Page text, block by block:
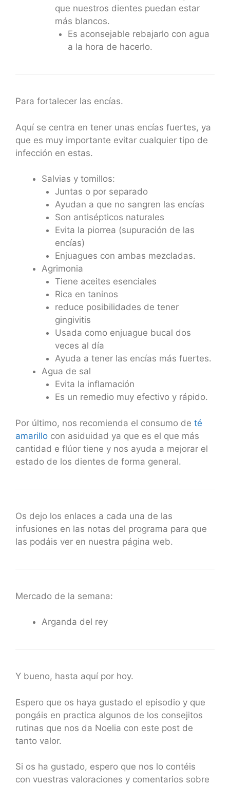
que nuestros dientes puedan estar
más blancos.
Es aconsejable rebajarlo con agua
a la hora de hacerlo.
Para fortalecer las encías.
Aquí se centra en tener unas encías fuertes, ya
que es muy importante evitar cualquier tipo de
infección en estas.
Salvias y tomillos:
Juntas o por separado
Ayudan a que no sangren las encías
Son antisépticos naturales
Evita la piorrea (supuración de las
encías)
Enjuagues con ambas mezcladas.
Agrimonia
Tiene aceites esenciales
Rica en taninos
reduce posibilidades de tener
gingivitis
Usada como enjuague bucal dos
veces al día
Ayuda a tener las encías más fuertes.
Agua de sal
Evita la inflamación
Es un remedio muy efectivo y rápido.
Por último, nos recomienda el consumo de té
amarillo con asiduidad ya que es el que más
cantidad e flúor tiene y nos ayuda a mejorar el
estado de los dientes de forma general.
Os dejo los enlaces a cada una de las
infusiones en las notas del programa para que
las podáis ver en nuestra página web.
Mercado de la semana:
Arganda del rey
Y bueno, hasta aquí por hoy.
Espero que os haya gustado el episodio y que
pongáis en practica algunos de los consejitos
rutinas que nos da Noelia con este post de
tanto valor.
Si os ha gustado, espero que nos lo contéis
con vuestras valoraciones y comentarios sobre